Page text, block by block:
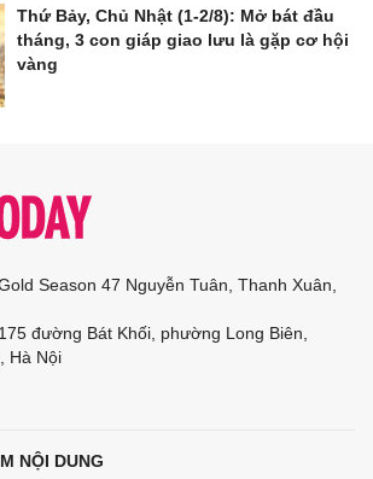
Thứ Bảy, Chủ Nhật (1-2/8): Mở bát đầu
tháng, 3 con giáp giao lưu là gặp cơ hội
vàng
Season 47 Nguyễn Tuân, Thanh Xuân,
đường Bát Khối, phường Long Biên,
Hà Nội
NỘI DUNG